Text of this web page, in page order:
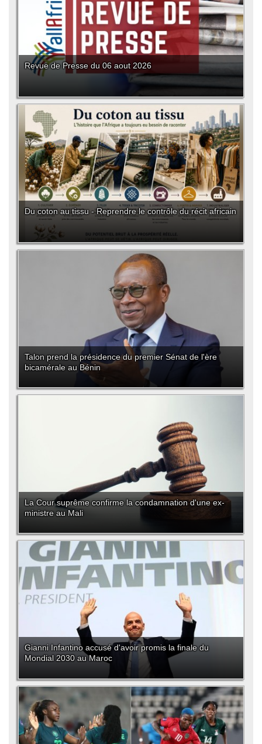
Revue de Presse du 06 aout 2026
Du coton au tissu - Reprendre le contrôle du récit africain
Talon prend la présidence du premier Sénat de l'ère
bicamérale au Bénin
La Cour suprême confirme la condamnation d'une ex-
ministre au Mali
Gianni Infantino accusé d'avoir promis la finale du
Mondial 2030 au Maroc